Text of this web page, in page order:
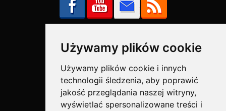
Używamy plików cookie
Używamy plików cookie i innych
technologii śledzenia, aby poprawić
jakość przeglądania naszej witryny,
wyświetlać spersonalizowane treści i
Bezpieczne Płatności obsługuje: